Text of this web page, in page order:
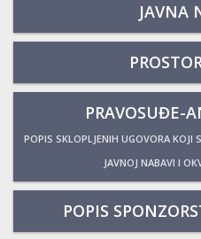
JAVNA
PRAVOSUĐE-
POPIS SKLOPLJENIH UGOVORA KOJI
JAVNOJ NABAVI I
POPIS